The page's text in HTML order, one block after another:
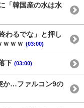
「韓国産の水は水
わるでな」と押し
ｗｗ (03:00)
下 (03:00)
か…ファルコン9の